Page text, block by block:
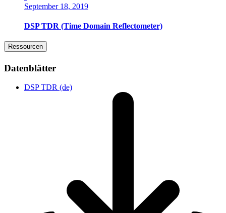
September 18, 2019
DSP TDR (Time Domain Reflectometer)
Ressourcen
Datenblätter
DSP TDR (de)